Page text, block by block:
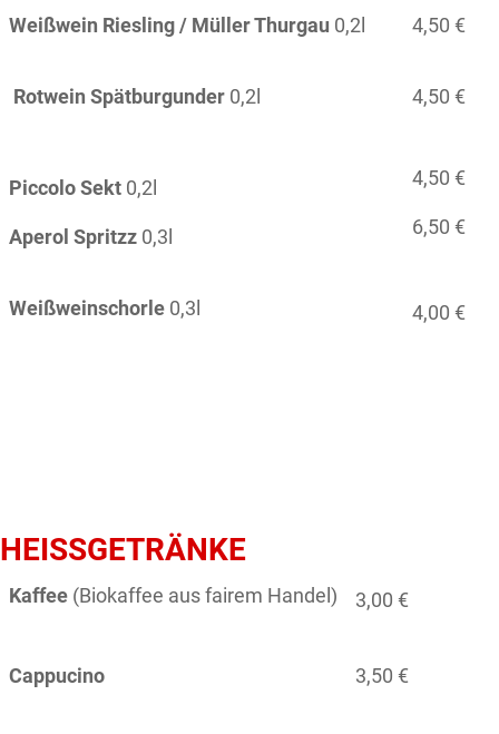
Weißwein Riesling / Müller Thurgau 0,2l 4,50 €
Rotwein Spätburgunder 0,2l 4,50 €
Piccolo Sekt 0,2l
Aperol Spritzz 0,3l
4,50 €
6,50 €
Weißweinschorle 0,3l 4,00 €
HEISSGETRÄNKE
Kaffee (Biokaffee aus fairem Handel) 3,00 €
Cappucino 3,50 €